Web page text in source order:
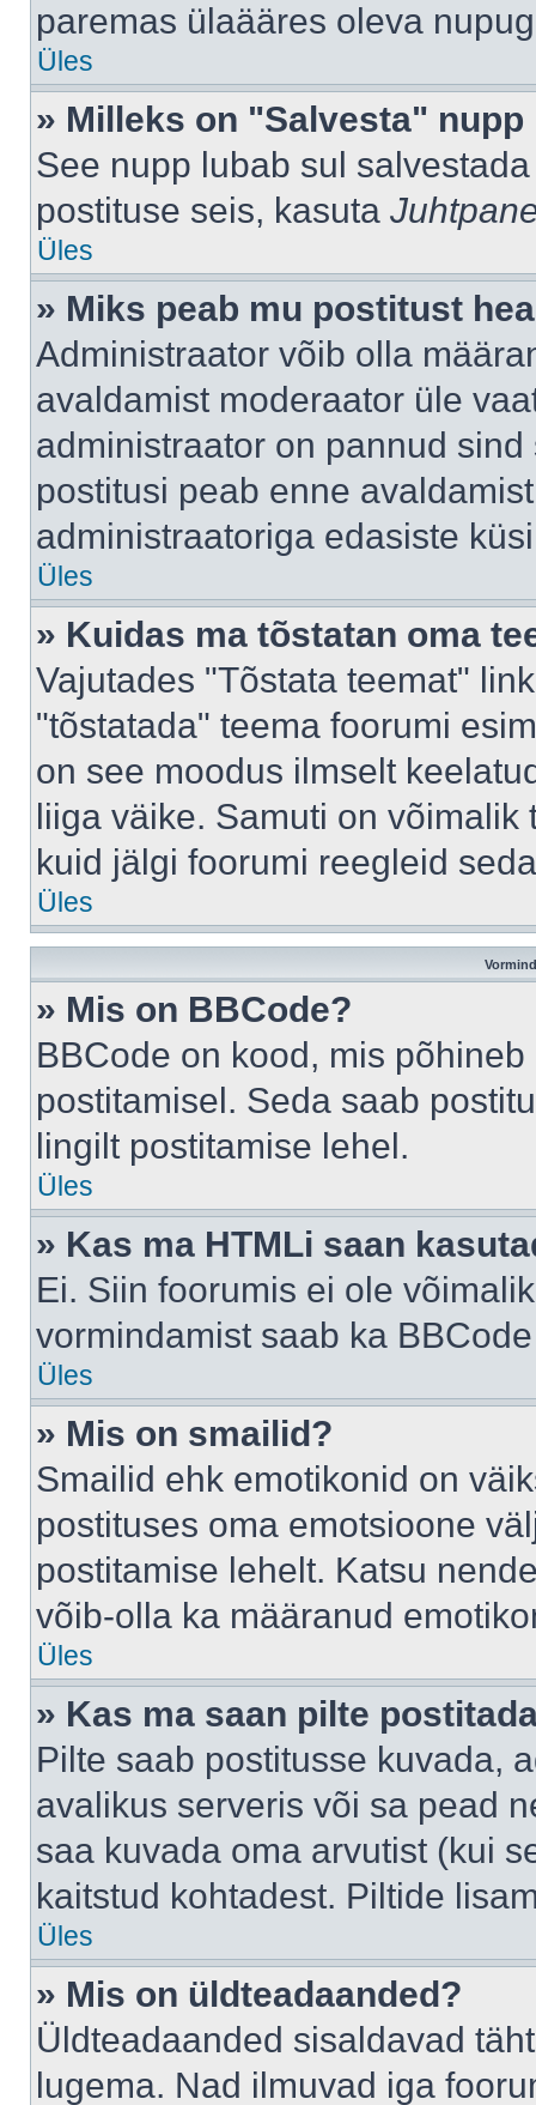
paremas ülaääres oleva
Üles
» Milleks on "Salvesta"
See nupp lubab sul
postituse seis, kasuta
Üles
» Miks peab mu postitust
Administraator võib olla
avaldamist moderaator üle
administraator on pannud
postitusi peab enne
administraatoriga edasiste
Üles
» Kuidas ma tõstatan oma
Vajutades "Tõstata teemat"
"tõstatada" teema foorumi
on see moodus ilmselt
liiga väike. Samuti on
kuid jälgi foorumi reegleid
Üles
» Mis on BBCode?
BBCode on kood, mis
postitamisel. Seda saab
lingilt postitamise lehel.
Üles
» Kas ma HTMLi saan
Ei. Siin foorumis ei ole
vormindamist saab ka
Üles
» Mis on smailid?
Smailid ehk emotikonid on
postituses oma emotsioone
postitamise lehelt. Katsu
võib-olla ka määranud
Üles
» Kas ma saan pilte
Pilte saab postitusse kuvada,
avalikus serveris või sa pead
saa kuvada oma arvutist (kui
kaitstud kohtadest. Piltide
Üles
» Mis on üldteadaanded?
Üldteadaanded sisaldavad
lugema. Nad ilmuvad iga